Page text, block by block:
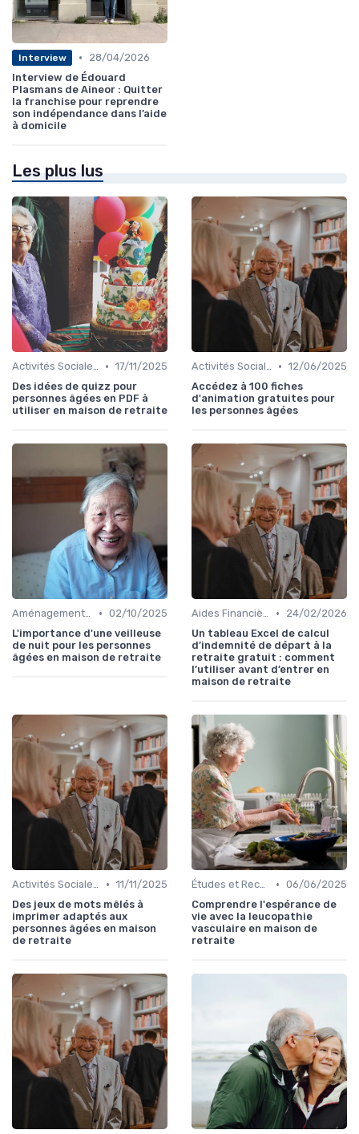
Interview •
28/04/2026
Interview de Édouard
Plasmans de Aineor : Quitter
la franchise pour reprendre
son indépendance dans l’aide
à domicile
Les plus lus
Activités Sociales et Loisirs • 17/11/2025
Des idées de quizz pour
personnes âgées en PDF à
utiliser en maison de retraite
Activités Sociales et Loisirs • 12/06/2025
Accédez à 100 fiches
d'animation gratuites pour
les personnes âgées
Aménagements pour Personnes à Mobilité Réduite • 02/10/2025
L'importance d'une veilleuse
de nuit pour les personnes
âgées en maison de retraite
Aides Financières et Subventions •
24/02/2026
Un tableau Excel de calcul
d’indemnité de départ à la
retraite gratuit : comment
l’utiliser avant d’entrer en
maison de retraite
Activités Sociales et Loisirs • 11/11/2025
Des jeux de mots mêlés à
imprimer adaptés aux
personnes âgées en maison
de retraite
Études et Recherches sur le Vieillissement • 06/06/2025
Comprendre l'espérance de
vie avec la leucopathie
vasculaire en maison de
retraite